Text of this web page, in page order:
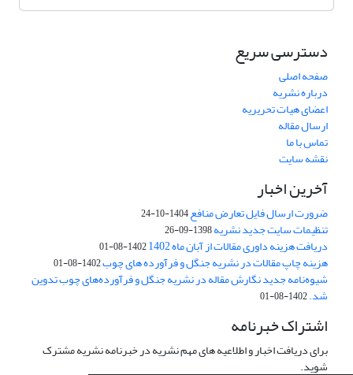
دسترسی سریع
صفحه اصلی
درباره نشریه
اعضای هیات تحریریه
ارسال مقاله
تماس با ما
نقشه سایت
آخرین اخبار
ضرورت ارسال فایل تعارض منافع1404-10-24
تنظیمات سایت جدید نشریه1398-09-26
دریافت هزینه داوری مقالات از آبان ماه 1402 1402-08-01
هزینه چاپ مقالات در نشریه جنگل و فرآورده های چوب1402-08-01
شیوه‌نامه جدید نگارش مقاله در نشریه جنگل و فرآورده‌های چوب تدوین
شد.1402-08-01
اشتراک خبرنامه
برای دریافت اخبار و اطلاعیه های مهم نشریه در خبرنامه نشریه مشترک
شوید.